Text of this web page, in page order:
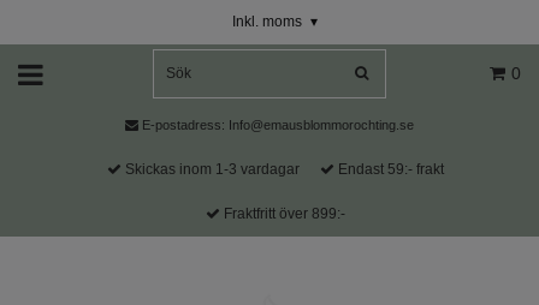
Inkl. moms ▾
0
E-postadress: Info@emausblommorochting.se
Skickas inom 1-3 vardagar Endast 59:- frakt
Fraktfritt över 899:-